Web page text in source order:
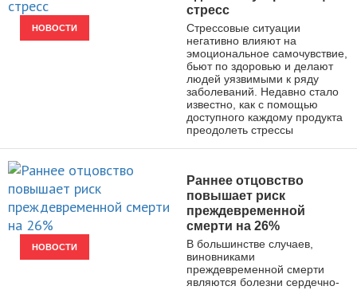
НОВОСТИ
стресс
Стрессовые ситуации
негативно влияют на
эмоциональное самочувствие,
бьют по здоровью и делают
людей уязвимыми к ряду
заболеваний. Недавно стало
известно, как с помощью
доступного каждому продукта
преодолеть стрессы
НОВОСТИ
Раннее отцовство
повышает риск
преждевременной
смерти на 26%
В большинстве случаев,
виновниками
преждевременной смерти
являются болезни сердечно-